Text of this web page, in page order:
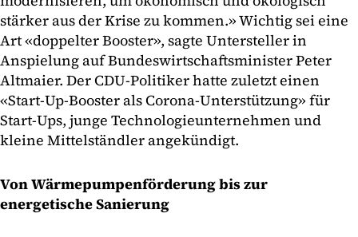
stärker aus der Krise zu kommen.» Wichtig sei eine
Art «doppelter Booster», sagte Untersteller in
Anspielung auf Bundeswirtschaftsminister Peter
Altmaier. Der CDU-Politiker hatte zuletzt einen
«Start-Up-Booster als Corona-Unterstützung» für
Start-Ups, junge Technologieunternehmen und
kleine Mittelständler angekündigt.
Von Wärmepumpenförderung bis zur
energetische Sanierung